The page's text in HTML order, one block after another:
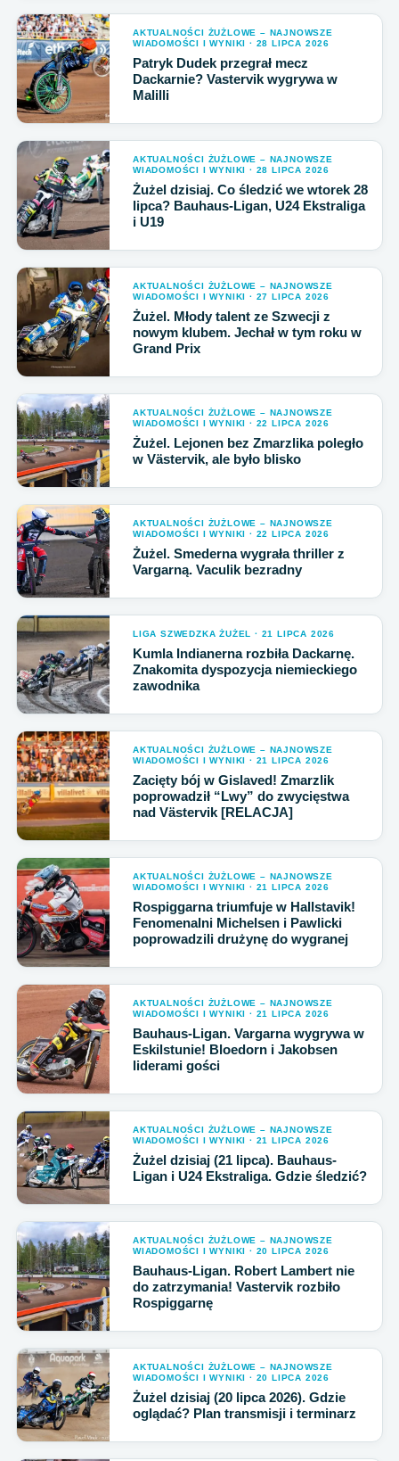
AKTUALNOŚCI ŻUŻLOWE – NAJNOWSZE
WIADOMOŚCI I WYNIKI · 28 LIPCA 2026
Patryk Dudek przegrał mecz
Dackarnie? Vastervik wygrywa w
Malilli
AKTUALNOŚCI ŻUŻLOWE – NAJNOWSZE
WIADOMOŚCI I WYNIKI · 28 LIPCA 2026
Żużel dzisiaj. Co śledzić we wtorek 28
lipca? Bauhaus-Ligan, U24 Ekstraliga
i U19
AKTUALNOŚCI ŻUŻLOWE – NAJNOWSZE
WIADOMOŚCI I WYNIKI · 27 LIPCA 2026
Żużel. Młody talent ze Szwecji z
nowym klubem. Jechał w tym roku w
Grand Prix
AKTUALNOŚCI ŻUŻLOWE – NAJNOWSZE
WIADOMOŚCI I WYNIKI · 22 LIPCA 2026
Żużel. Lejonen bez Zmarzlika poległo
w Västervik, ale było blisko
AKTUALNOŚCI ŻUŻLOWE – NAJNOWSZE
WIADOMOŚCI I WYNIKI · 22 LIPCA 2026
Żużel. Smederna wygrała thriller z
Vargarną. Vaculik bezradny
LIGA SZWEDZKA ŻUŻEL · 21 LIPCA 2026
Kumla Indianerna rozbiła Dackarnę.
Znakomita dyspozycja niemieckiego
zawodnika
AKTUALNOŚCI ŻUŻLOWE – NAJNOWSZE
WIADOMOŚCI I WYNIKI · 21 LIPCA 2026
Zacięty bój w Gislaved! Zmarzlik
poprowadził “Lwy” do zwycięstwa
nad Västervik [RELACJA]
AKTUALNOŚCI ŻUŻLOWE – NAJNOWSZE
WIADOMOŚCI I WYNIKI · 21 LIPCA 2026
Rospiggarna triumfuje w Hallstavik!
Fenomenalni Michelsen i Pawlicki
poprowadzili drużynę do wygranej
AKTUALNOŚCI ŻUŻLOWE – NAJNOWSZE
WIADOMOŚCI I WYNIKI · 21 LIPCA 2026
Bauhaus-Ligan. Vargarna wygrywa w
Eskilstunie! Bloedorn i Jakobsen
liderami gości
AKTUALNOŚCI ŻUŻLOWE – NAJNOWSZE
WIADOMOŚCI I WYNIKI · 21 LIPCA 2026
Żużel dzisiaj (21 lipca). Bauhaus-
Ligan i U24 Ekstraliga. Gdzie śledzić?
AKTUALNOŚCI ŻUŻLOWE – NAJNOWSZE
WIADOMOŚCI I WYNIKI · 20 LIPCA 2026
Bauhaus-Ligan. Robert Lambert nie
do zatrzymania! Vastervik rozbiło
Rospiggarnę
AKTUALNOŚCI ŻUŻLOWE – NAJNOWSZE
WIADOMOŚCI I WYNIKI · 20 LIPCA 2026
Żużel dzisiaj (20 lipca 2026). Gdzie
oglądać? Plan transmisji i terminarz